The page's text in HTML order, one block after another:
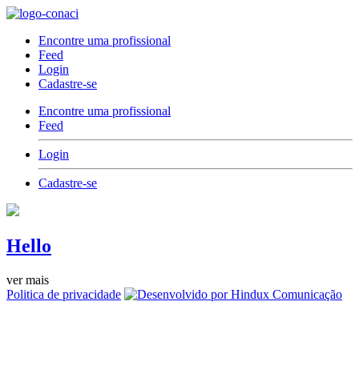
Encontre uma profissional
Feed
Login
Cadastre-se
Encontre uma profissional
Feed
Login
Cadastre-se
Hello
ver mais
Politica de privacidade